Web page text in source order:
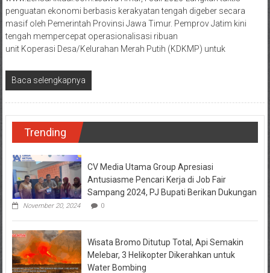
penguatan ekonomi berbasis kerakyatan tengah digeber secara
masif oleh Pemerintah Provinsi Jawa Timur. Pemprov Jatim kini
tengah mempercepat operasionalisasi ribuan
unit Koperasi Desa/Kelurahan Merah Putih (KDKMP) untuk
Baca selengkapnya
Trending
CV Media Utama Group Apresiasi
Antusiasme Pencari Kerja di Job Fair
Sampang 2024, PJ Bupati Berikan Dukungan
November 20, 2024 0
Wisata Bromo Ditutup Total, Api Semakin
Melebar, 3 Helikopter Dikerahkan untuk
Water Bombing